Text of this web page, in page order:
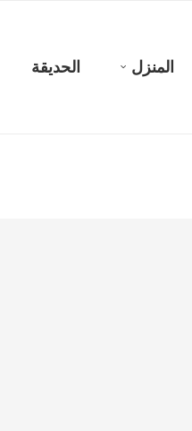
المنزل الحديقة